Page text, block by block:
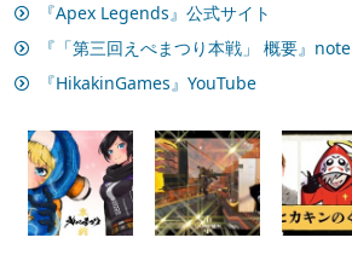
『Apex Legends』公式サイト
『「第三回えぺまつり本戦」 概要』note
『HikakinGames』YouTube